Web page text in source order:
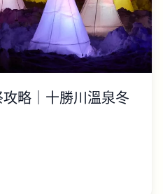
略｜十勝川溫泉冬